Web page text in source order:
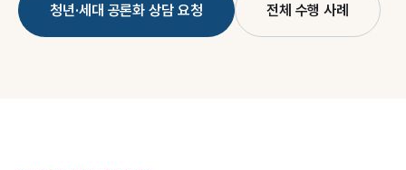
청년·세대 공론화 상담 요청 전체 수행 사례